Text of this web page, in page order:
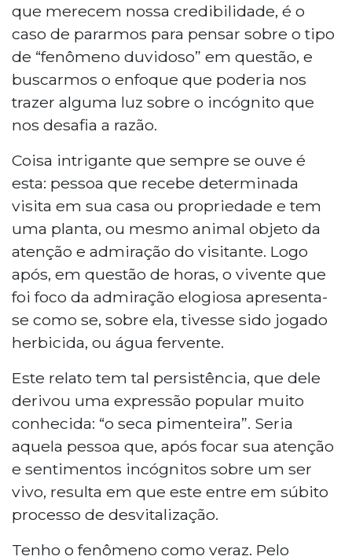
que merecem nossa credibilidade, é o
caso de pararmos para pensar sobre o tipo
de “fenômeno duvidoso” em questão, e
buscarmos o enfoque que poderia nos
trazer alguma luz sobre o incógnito que
nos desafia a razão.
Coisa intrigante que sempre se ouve é
esta: pessoa que recebe determinada
visita em sua casa ou propriedade e tem
uma planta, ou mesmo animal objeto da
atenção e admiração do visitante. Logo
após, em questão de horas, o vivente que
foi foco da admiração elogiosa apresenta-
se como se, sobre ela, tivesse sido jogado
herbicida, ou água fervente.
Este relato tem tal persistência, que dele
derivou uma expressão popular muito
conhecida: “o seca pimenteira”. Seria
aquela pessoa que, após focar sua atenção
e sentimentos incógnitos sobre um ser
vivo, resulta em que este entre em súbito
processo de desvitalização.
Tenho o fenômeno como veraz. Pelo